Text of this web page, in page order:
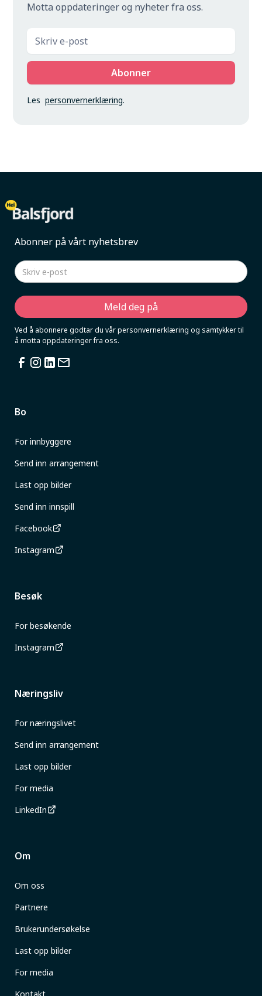
Motta oppdateringer og nyheter fra oss.
Lespersonvernerklæring.
Abonner på vårt nyhetsbrev
Ved å abonnere godtar du vår personvernerklæring og samtykker til
å motta oppdateringer fra oss.
Bo
For innbyggere
Send inn arrangement
Last opp bilder
Send inn innspill
Facebook
Instagram
Besøk
For besøkende
Instagram
Næringsliv
For næringslivet
Send inn arrangement
Last opp bilder
For media
LinkedIn
Om
Om oss
Partnere
Brukerundersøkelse
Last opp bilder
For media